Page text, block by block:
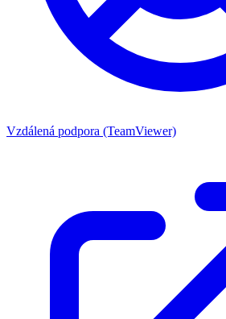
Vzdálená podpora (TeamViewer)